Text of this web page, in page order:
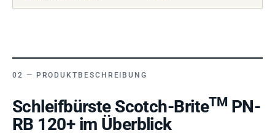
PRODUKTBESCHREIBUNG
Schleifbürste Scotch-BriteTM PN-
RB 120+ im Überblick